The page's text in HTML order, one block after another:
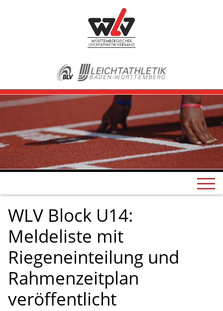
WLV Block U14:
Meldeliste mit
Riegeneinteilung und
Rahmenzeitplan
veröffentlicht